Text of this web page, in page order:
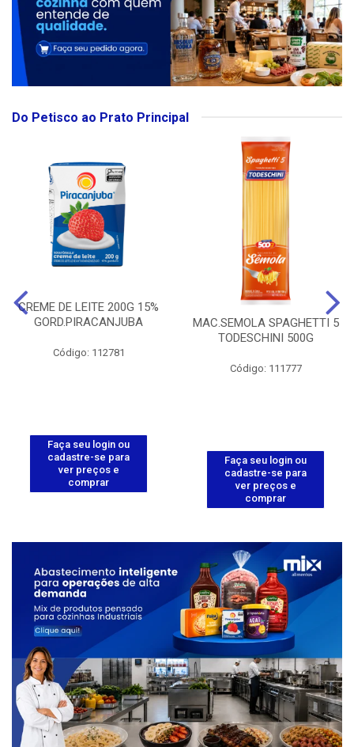
Do Petisco ao Prato Principal
CREME DE LEITE 200G 15%
GORD.PIRACANJUBA
Código: 112781
Faça seu login ou
cadastre-se para
ver preços e
comprar
MAC.SEMOLA SPAGHETTI 5
TODESCHINI 500G
Código: 111777
Faça seu login ou
cadastre-se para
ver preços e
comprar